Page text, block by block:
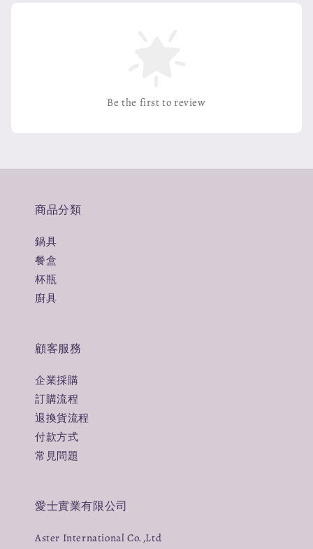
Be the first to review
商品分類
鍋具
餐盒
杯瓶
廚具
顧客服務
企業採購
訂購流程
退換貨流程
付款方式
常見問題
愛士實業有限公司
Aster International Co.,Ltd